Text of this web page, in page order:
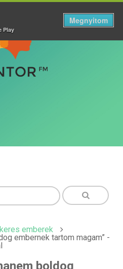
emberek
embernek tartom magam” -
boldog
Play
Megnyitom